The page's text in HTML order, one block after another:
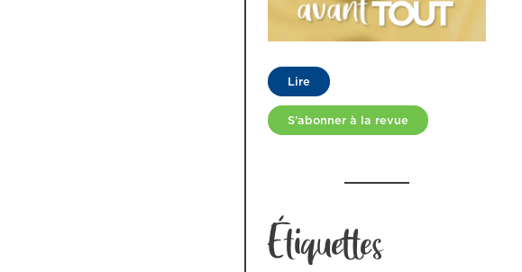
Lire
S’abonner à la revue
Étiquettes